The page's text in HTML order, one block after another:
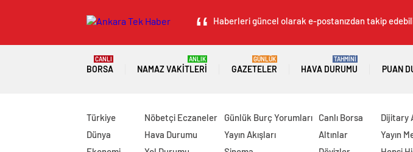
Haberleri güncel olarak e-postanızdan takip
BORSA
CANLI
NAMAZ VAKITLERI
ANLIK
GAZETELER
GÜNLÜK
HAVA DURUMU
TAHMİNİ
PUAN
Türkiye
Dünya
Nöbetçi Eczaneler
Hava Durumu
Günlük Burç Yorumları
Yayın Akışları
Canlı Borsa
Altınlar
Dijitary
Yayın